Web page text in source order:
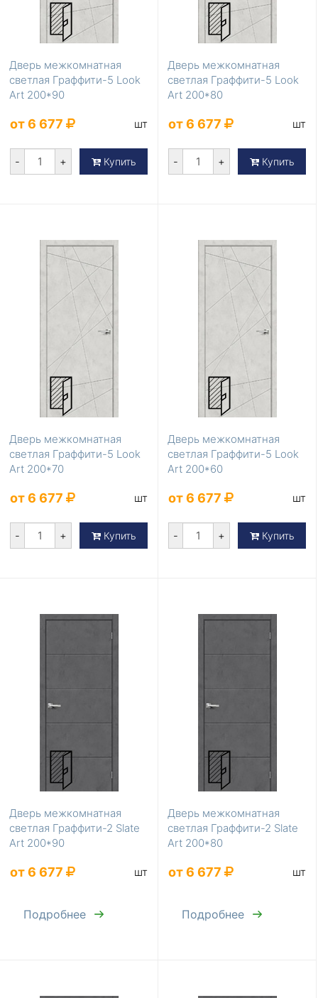
Дверь межкомнатная
светлая Граффити-5 Look
Art 200*90
от 6 677 шт
- + Купить
Дверь межкомнатная
светлая Граффити-5 Look
Art 200*80
от 6 677 шт
- + Купить
Дверь межкомнатная
светлая Граффити-5 Look
Art 200*70
от 6 677 шт
- + Купить
Дверь межкомнатная
светлая Граффити-5 Look
Art 200*60
от 6 677 шт
- + Купить
Дверь межкомнатная
светлая Граффити-2 Slate
Art 200*90
от 6 677 шт
Подробнее
Дверь межкомнатная
светлая Граффити-2 Slate
Art 200*80
от 6 677 шт
Подробнее